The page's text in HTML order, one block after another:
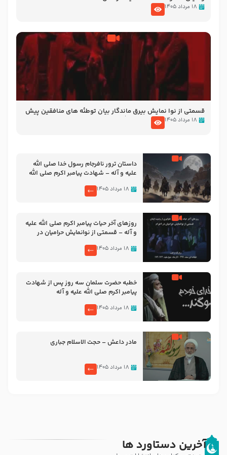
۱۸ مرداد ۱۴۰۵
قسمتی از نوا نمایش بیرق ماندگار بیان توطئه های منافقین پیش
از شهادت پیامبر اکرم صلی الله علیه و آله
۱۸ مرداد ۱۴۰۵
‌‌‌‌‌‌‌داستان ترور نافرجام رسول خدا صلی الله
علیه و آله – شهادت پیامبر اکرم صلی الله
۱۸ مرداد ۱۴۰۵
روزهای آخر حیات پیامبر اکرم صلی الله علیه
و آله – قسمتی از نوانمایش حرامیان در
۱۸ مرداد ۱۴۰۵
خطبه حضرت سلمان سه روز پس از شهادت
پیامبر اکرم صلی الله علیه و آله
۱۸ مرداد ۱۴۰۵
مادر داعش – حجت الاسلام جباری
۱۸ مرداد ۱۴۰۵
آخرین دستاورد ها